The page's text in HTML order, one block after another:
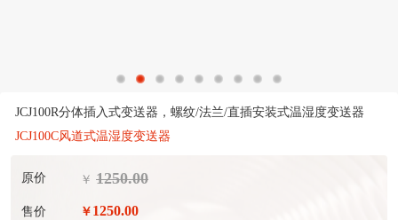
JCJ100R分体插入式变送器，螺纹/法兰/直插安装式温湿度变送器
JCJ100C风道式温湿度变送器
原价 ￥ 1250.00
售价 ￥ 1250.00